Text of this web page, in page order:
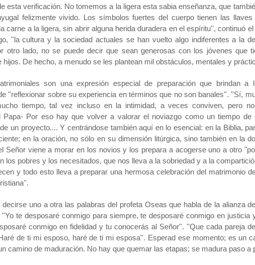
esta verificación. No tomemos a la ligera esta sabia enseñanza, que
felizmente vivido. Los símbolos fuertes del cuerpo tienen las
carne a la ligera, sin abrir alguna herida duradera en el espíritu'', continuó
''la cultura y la sociedad actuales se han vuelto algo indiferentes a la
otro lado, no se puede decir que sean generosas con los jóvenes que
hijos. De hecho, a menudo se les plantean mil obstáculos, mentales y
son una expresión especial de preparación que brindan a
''reflexionar sobre su experiencia en términos que no son banales''. ''Sí,
tiempo, tal vez incluso en la intimidad, a veces conviven, pero
Papa- Por eso hay que volver a valorar el noviazgo como un tiempo de
un proyecto.... Y centrándose también aquí en lo esencial: en la Biblia,
en la oración, no sólo en su dimensión litúrgica, sino también en la
Señor viene a morar en los novios y los prepara a acogerse uno a otro
los pobres y los necesitados, que nos lleva a la sobriedad y a la
y todo esto lleva a preparar una hermosa celebración del matrimonio
uno a otra las palabras del profeta Oseas que habla de la alianza
te desposaré conmigo para siempre, te desposaré conmigo en justicia
conmigo en fidelidad y tu conocerás al Señor''. ''Que cada pareja
de ti mi esposo, haré de ti mi esposa''. Esperad ese momento; es un
camino de maduración. No hay que quemar las etapas; se madura paso a